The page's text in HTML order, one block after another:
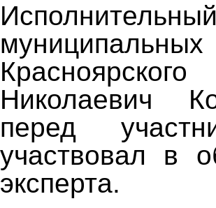
Николаевич
перед
участвовал в
эксперта.